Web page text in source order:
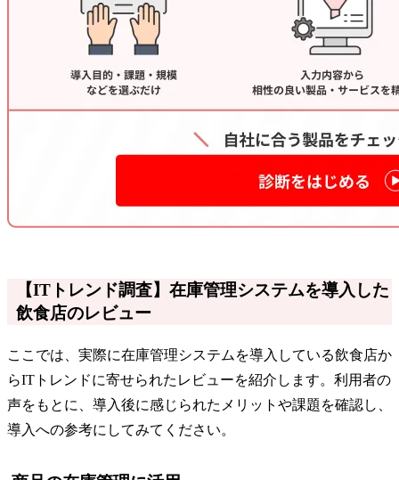
【ITトレンド調査】在庫管理システムを導入した
飲食店のレビュー
ここでは、実際に在庫管理システムを導入している飲食店か
らITトレンドに寄せられたレビューを紹介します。利用者の
声をもとに、導入後に感じられたメリットや課題を確認し、
導入への参考にしてみてください。